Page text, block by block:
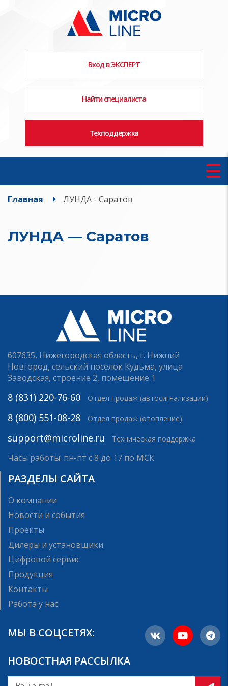
Вход в ЭКСПЕРТ
Найти специалиста
Техподдержка
Главная ЛУНДА - Саратов
ЛУНДА — Саратов
607635, Нижегородская область, г. Нижний
Новгород, сельский поселок Кудьма, улица
Заводская, строение 2, помещение 1
8 (831) 220-76-60 Отдел продаж (автосигнализации)
8 (800) 551-08-28 Отдел продаж (отопление)
support@microline.ru Техническая поддержка
Часы работы: пн-пт с 8 до 17 по МСК
РАЗДЕЛЫ САЙТА
О компании
Новости и события
Проекты
Дилеры и установщики
Цифровой сервис
Продукция
Контакты
Работа у нас
МЫ В СОЦСЕТЯХ:
НОВОСТНАЯ РАССЫЛКА